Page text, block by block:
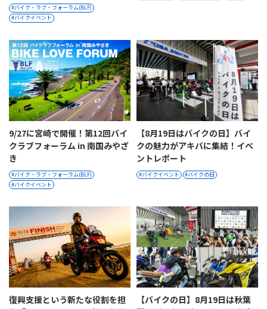
バイク・ラブ・フォーラム(BLF)
バイクイベント
9/27に宮崎で開催！第12回バイ
クラブフォーラム in 南国みやざ
き
バイク・ラブ・フォーラム(BLF)
バイクイベント
【8月19日はバイクの日】バイ
クの魅力がアキバに集結！イベ
ントレポート
バイクイベント バイクの日
復興支援という新たな役割を担
【バイクの日】8月19日は秋葉